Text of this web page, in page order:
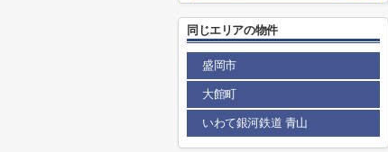
同じエリアの物件
盛岡市
大館町
いわて銀河鉄道 青山